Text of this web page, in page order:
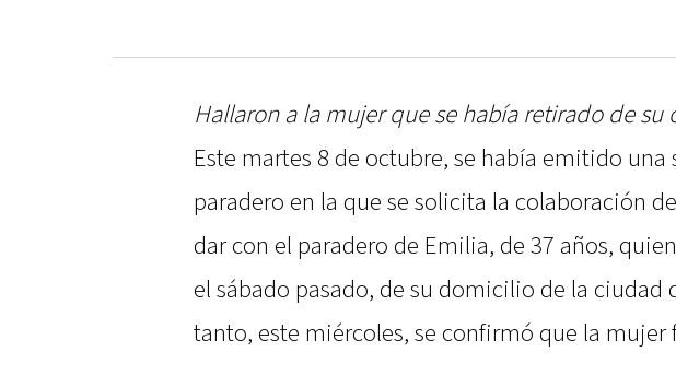
Hallaron a la mujer que se había retirado de su
Este martes 8 de octubre, se había emitido
paradero en la que se solicita la colaboración
dar con el paradero de Emilia, de 37 años,
el sábado pasado, de su domicilio de la ciudad
tanto, este miércoles, se confirmó que la mujer